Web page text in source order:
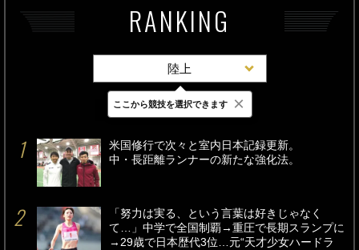
RANKING
陸上
最新 24時間 週間
米国修行で次々と室内日本記録更新。
中・長距離ランナーの新たな強化法。
「努力は実る、という言葉は好きじゃなく
て…」中学で全国制覇→重圧で長期スランプに
→29歳で日本歴代3位…元“天才少女ハードラ
ここから競技を選択できます ×